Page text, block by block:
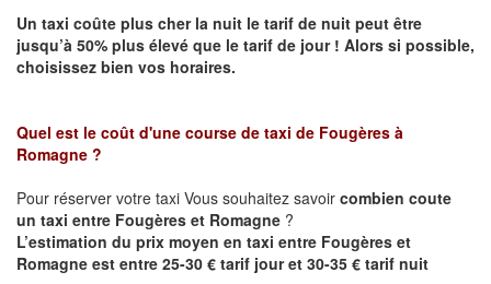
Un taxi coûte plus cher la nuit le tarif de nuit peut être
jusqu’à 50% plus élevé que le tarif de jour ! Alors si possible,
choisissez bien vos horaires.
Quel est le coût d'une course de taxi de Fougères à
Romagne ?
Pour réserver votre taxi Vous souhaitez savoir combien coute
un taxi entre Fougères et Romagne ?
L’estimation du prix moyen en taxi entre Fougères et
Romagne est entre 25-30 € tarif jour et 30-35 € tarif nuit